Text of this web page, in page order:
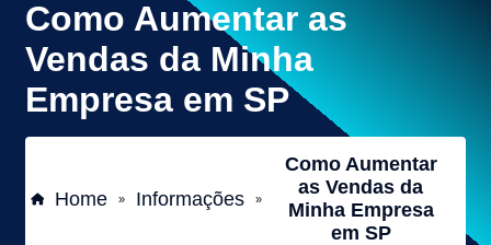
Como Aumentar as
Vendas da Minha
Empresa em SP
Home » Informações »
Como Aumentar
as Vendas da
Minha Empresa
em SP